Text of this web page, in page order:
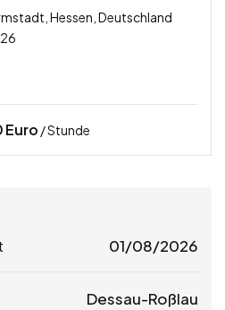
Hessen, Deutschland
Euro / Stunde
01/08/2026
Dessau-Roßlau